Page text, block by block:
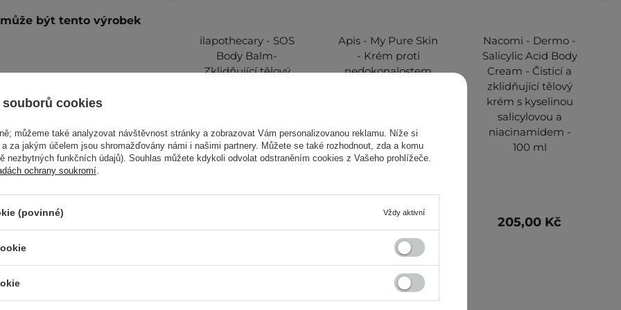
být tento výrobek
pokožku těla a
informace najdete v
přípravek používat.
ilapothecary - SOS
Body Balm-
Zklidňující tělový
Apis - My Pure Skin
- Krém proti
nedokonalostem
1 149,00 Kč
Nacomi - Dermo -
Salicylic Acid Body
Cream - Čisticí a
zklidňující tělový
krém s kyselinou
salicylovou a
niacinamidem -
100 ml
205,00 Kč
cookies
můžeme také analyzovat návštěvnost stránky a zobrazovat Vám personalizovanou reklamu. Níže si
za jakým účelem jsou shromažďovány námi i našimi partnery. Můžete se také rozhodnout, zda a komu
nezbytných funkčních údajů). Souhlas můžete kdykoli odvolat odstraněním cookies z Vašeho prohlížeče.
ochrany soukromí
(povinné) Vždy aktivní